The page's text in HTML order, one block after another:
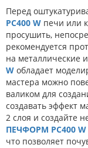
Перед
PC400 W печи или
просушить,
рекомендуется
на металлические
W обладает
мастера можно
валиком для
создавать эффект
2 слоя и создайте
ПЕЧФОРМ PC400 W
что позволяет